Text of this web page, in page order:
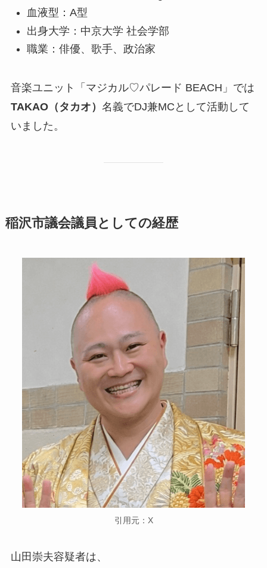
血液型：A型
出身大学：中京大学 社会学部
職業：俳優、歌手、政治家
音楽ユニット「マジカル♡パレード BEACH」では
TAKAO（タカオ） 名義でDJ兼MCとして活動して
いました。
稲沢市議会議員としての経歴
引用元：X
山田崇夫容疑者は、